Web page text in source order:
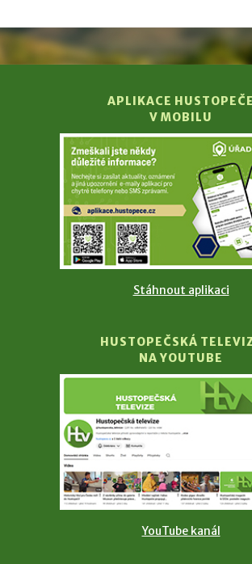
APLIKACE HUSTOPEČE
V MOBILU
Stáhnout aplikaci
HUSTOPEČSKÁ
NA YOUTUBE
YouTube kanál